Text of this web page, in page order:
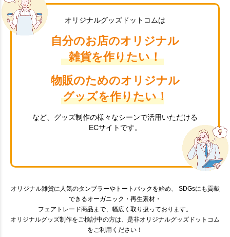
オリジナルグッズドットコムは
自分のお店のオリジナル
雑貨を作りたい！
物販のためのオリジナル
グッズを作りたい！
など、グッズ制作の様々なシーンで活用いただける
ECサイトです。
オリジナル雑貨に人気のタンブラーやトートバックを始め、 SDGsにも貢献
できるオーガニック・再生素材・
フェアトレード商品まで、幅広く取り扱っております。
オリジナルグッズ制作をご検討中の方は、是非オリジナルグッズドットコム
をご利用ください！